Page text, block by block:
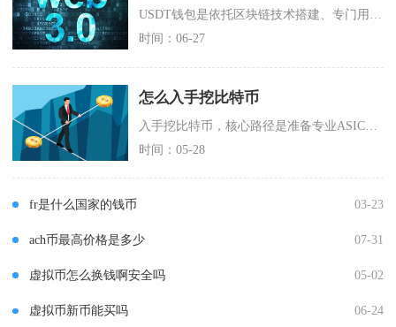
USDT钱包是依托区块链技术搭建、专门用于泰达币USDT的接收、存储、链上转账与资产管理的
时间：06-27
怎么入手挖比特币
时间：05-28
fr是什么国家的钱币 03-23
ach币最高价格是多少 07-31
虚拟币怎么换钱啊安全吗 05-02
虚拟币新币能买吗 06-24